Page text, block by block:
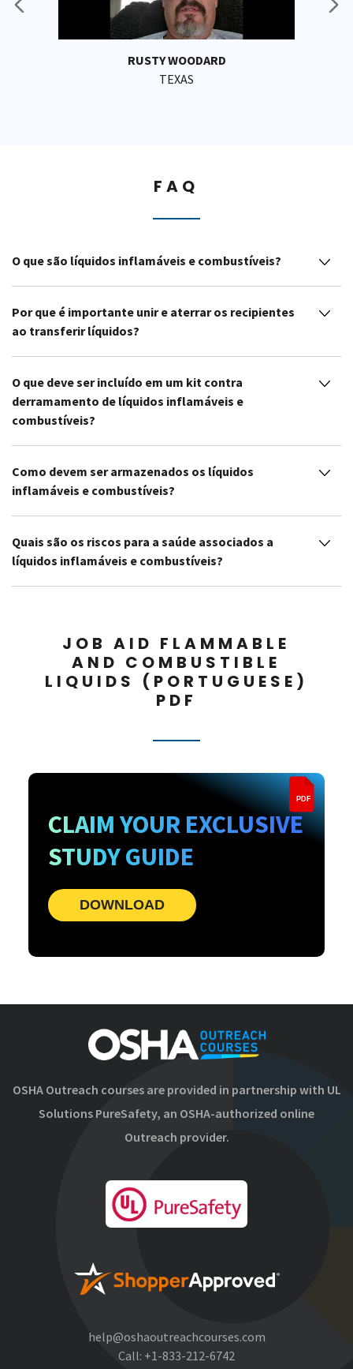
RUSTY WOODARD
TEXAS
FAQ
O que são líquidos inflamáveis ​​e combustíveis?
Por que é importante unir e aterrar os recipientes
ao transferir líquidos?
O que deve ser incluído em um kit contra
derramamento de líquidos inflamáveis ​​e
combustíveis?
Como devem ser armazenados os líquidos
inflamáveis ​​e combustíveis?
Quais são os riscos para a saúde associados a
líquidos inflamáveis ​​e combustíveis?
JOB AID FLAMMABLE
AND COMBUSTIBLE
LIQUIDS (PORTUGUESE)
PDF
PDF
CLAIM YOUR EXCLUSIVE
STUDY GUIDE
DOWNLOAD
OSHA Outreach courses are provided in partnership with UL
Solutions PureSafety, an OSHA-authorized online
Outreach provider.
help@oshaoutreachcourses.com
Call: +1-833-212-6742